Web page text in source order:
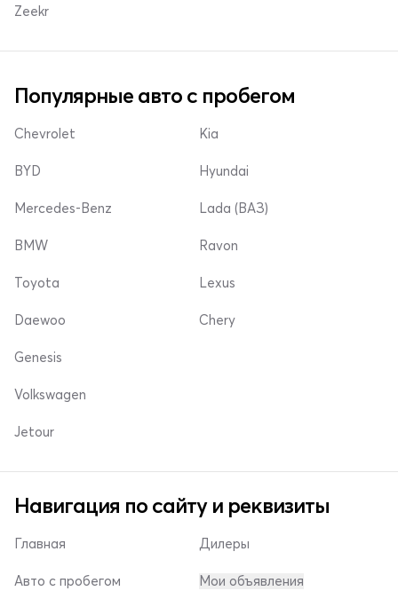
Zeekr
Популярные авто с пробегом
Chevrolet
BYD
Mercedes-Benz
Kia
Hyundai
Lada (ВАЗ)
BMW
Toyota
Daewoo
Ravon
Lexus
Chery
Genesis
Volkswagen
Jetour
Навигация по сайту и реквизиты
Главная
Авто с пробегом
Дилеры
Мои объявления